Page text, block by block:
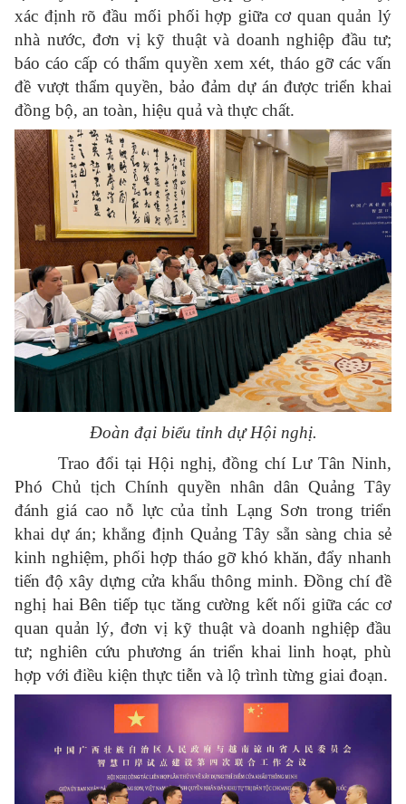
xác định rõ đầu mối phối hợp giữa cơ quan quản lý
nhà nước, đơn vị kỹ thuật và doanh nghiệp đầu tư;
báo cáo cấp có thẩm quyền xem xét, tháo gỡ các vấn
đề vượt thẩm quyền, bảo đảm dự án được triển khai
đồng bộ, an toàn, hiệu quả và thực chất.
Đoàn đại biểu tỉnh dự Hội nghị.
Trao đổi tại Hội nghị, đồng chí Lư Tân Ninh,
Phó Chủ tịch Chính quyền nhân dân Quảng Tây
đánh giá cao nỗ lực của tỉnh Lạng Sơn trong triển
khai dự án; khẳng định Quảng Tây sẵn sàng chia sẻ
kinh nghiệm, phối hợp tháo gỡ khó khăn, đẩy nhanh
tiến độ xây dựng cửa khẩu thông minh. Đồng chí đề
nghị hai Bên tiếp tục tăng cường kết nối giữa các cơ
quan quản lý, đơn vị kỹ thuật và doanh nghiệp đầu
tư; nghiên cứu phương án triển khai linh hoạt, phù
hợp với điều kiện thực tiễn và lộ trình từng giai đoạn.